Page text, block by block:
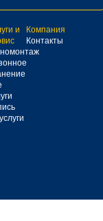
и
Компания
Контакты